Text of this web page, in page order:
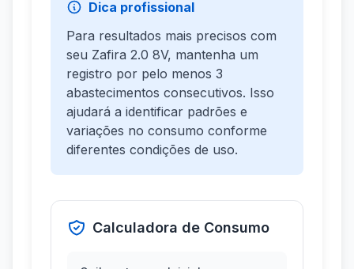
Dica profissional
Para resultados mais precisos com
seu Zafira 2.0 8V, mantenha um
registro por pelo menos 3
abastecimentos consecutivos. Isso
ajudará a identificar padrões e
variações no consumo conforme
diferentes condições de uso.
Calculadora de Consumo